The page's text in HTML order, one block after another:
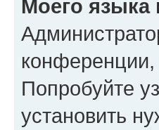
Моего языка
Попробуйте
установить